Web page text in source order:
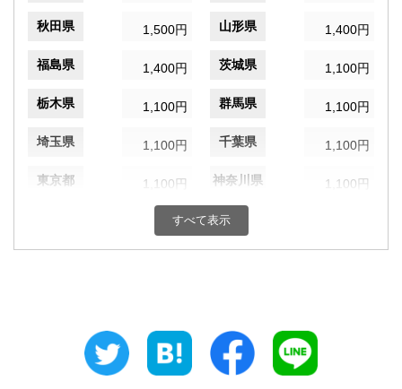
秋田県 1,500円 山形県 1,400円
福島県 1,400円 茨城県 1,100円
栃木県 1,100円 群馬県 1,100円
埼玉県 1,100円 千葉県 1,100円
東京都 1,100円 神奈川県 1,100円
1,100円 富山県
1,100円 静岡県
1,100円 三重県
すべて表示